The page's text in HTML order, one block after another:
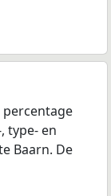
type- en
Baarn. De